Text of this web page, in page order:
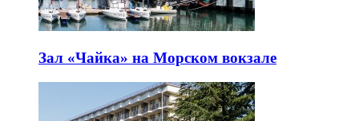
Зал «Чайка» на Морском вокзале